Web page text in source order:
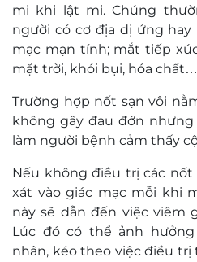
mi khi lật mi. Chúng
người có cơ địa dị ứng
mạc mạn tính; mắt tiếp
mặt trời, khói bụi, hóa chất…
Trường hợp nốt sạn vôi
không gây đau đớn
làm người bệnh cảm thấy
Nếu không điều trị các
xát vào giác mạc mỗi khi
này sẽ dẫn đến việc viêm
Lúc đó có thể ảnh
nhân, kéo theo việc điều